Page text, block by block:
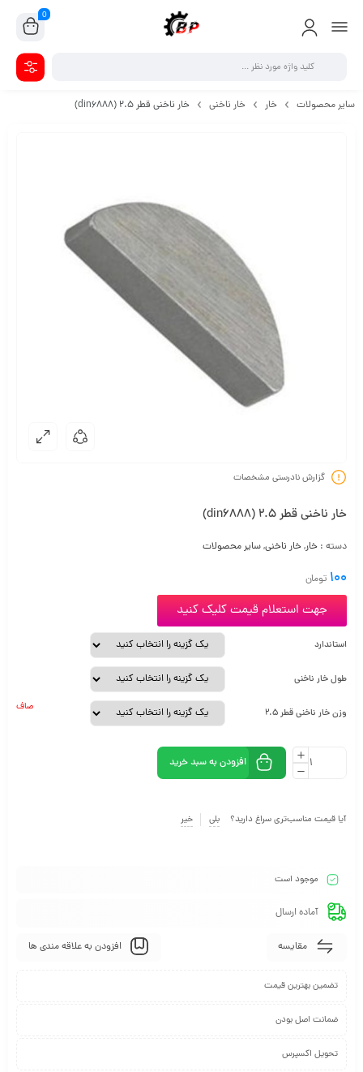
0
سایر محصولات خار خار ناخنی خار ناخنی قطر 2.5 (din6888)
گزارش نادرستی مشخصات
خار ناخنی قطر 2.5 (din6888)
دسته : خار,خار ناخنی,سایر محصولات
100 تومان
جهت استعلام قیمت کلیک کنید
استاندارد
طول خار ناخنی
وزن خار ناخنی قطر 2.5 صاف
افزودن به سبد خرید
آیا قیمت مناسب‌تری سراغ دارید؟ بلی خیر
موجود است
آماده ارسال
مقایسه افزودن به علاقه مندی ها
تضمین بهترین قیمت
ضمانت اصل بودن
تحویل اکسپرس